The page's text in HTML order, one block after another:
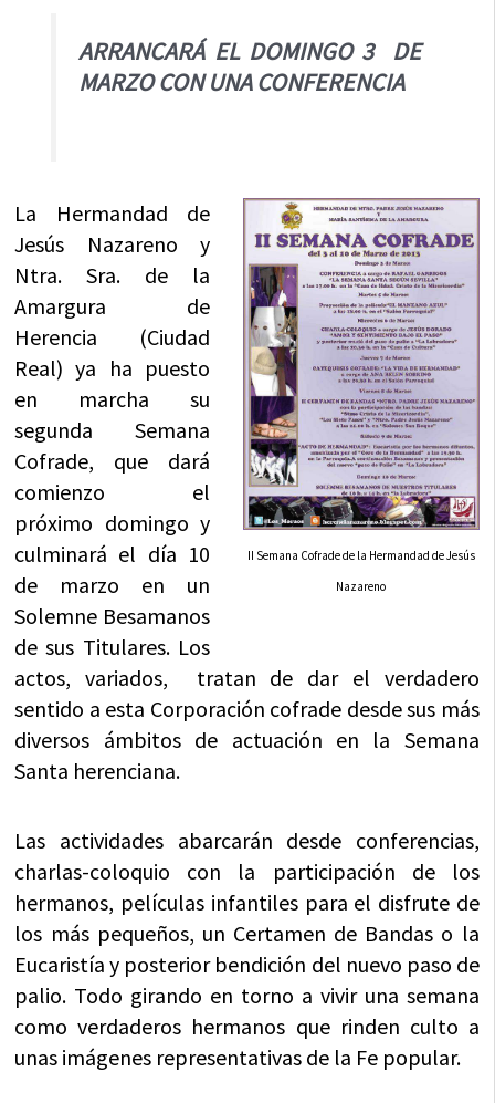
ARRANCARÁ EL DOMINGO 3 DE
MARZO CON UNA CONFERENCIA
II Semana Cofrade de la Hermandad de Jesús
Nazareno
La Hermandad de
Jesús Nazareno y
Ntra. Sra. de la
Amargura de
Herencia (Ciudad
Real) ya ha puesto
en marcha su
segunda Semana
Cofrade, que dará
comienzo el
próximo domingo y
culminará el día 10
de marzo en un
Solemne Besamanos
de sus Titulares. Los
actos, variados, tratan de dar el verdadero
sentido a esta Corporación cofrade desde sus más
diversos ámbitos de actuación en la Semana
Santa herenciana.
Las actividades abarcarán desde conferencias,
charlas-coloquio con la participación de los
hermanos, películas infantiles para el disfrute de
los más pequeños, un Certamen de Bandas o la
Eucaristía y posterior bendición del nuevo paso de
palio. Todo girando en torno a vivir una semana
como verdaderos hermanos que rinden culto a
unas imágenes representativas de la Fe popular.